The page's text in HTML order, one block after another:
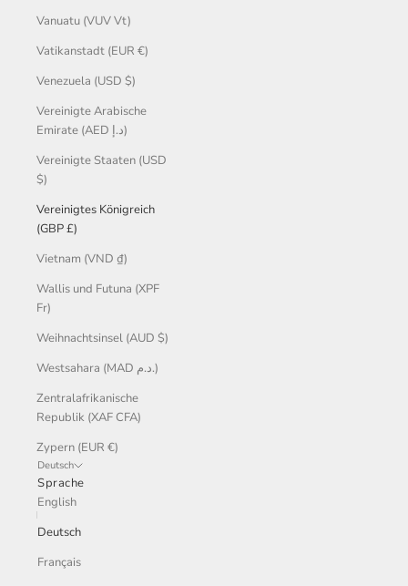
Vanuatu (VUV Vt)
Vatikanstadt (EUR €)
Venezuela (USD $)
Vereinigte Arabische
Emirate (AED د.إ)
Vereinigte Staaten (USD
$)
Vereinigtes Königreich
(GBP £)
Vietnam (VND ₫)
Wallis und Futuna (XPF
Fr)
Weihnachtsinsel (AUD $)
Westsahara (MAD د.م.)
Zentralafrikanische
Republik (XAF CFA)
Zypern (EUR €)
Deutsch
Sprache
English
Deutsch
Français